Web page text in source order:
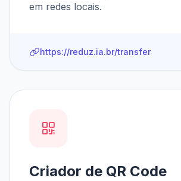
em redes locais.
https://reduz.ia.br/transfer
Criador de QR Code